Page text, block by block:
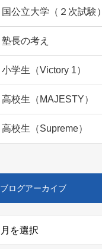
国公立大学（２次試験）
塾長の考え
小学生（Victory 1）
高校生（MAJESTY）
高校生（Supreme）
ブログアーカイブ
月を選択